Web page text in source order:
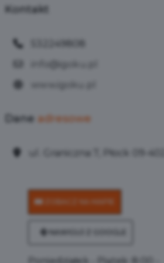
Kontakt
Dane adresowe
ul. Graniczna 7, Płock 09-402